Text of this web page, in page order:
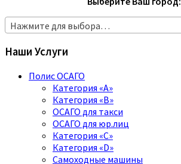
Нажмите для выбора…
Наши Услуги
Полис ОСАГО
Категория «A»
Категория «B»
ОСАГО для такси
ОСАГО для юр.лиц
Категория «C»
Категория «D»
Самоходные машины